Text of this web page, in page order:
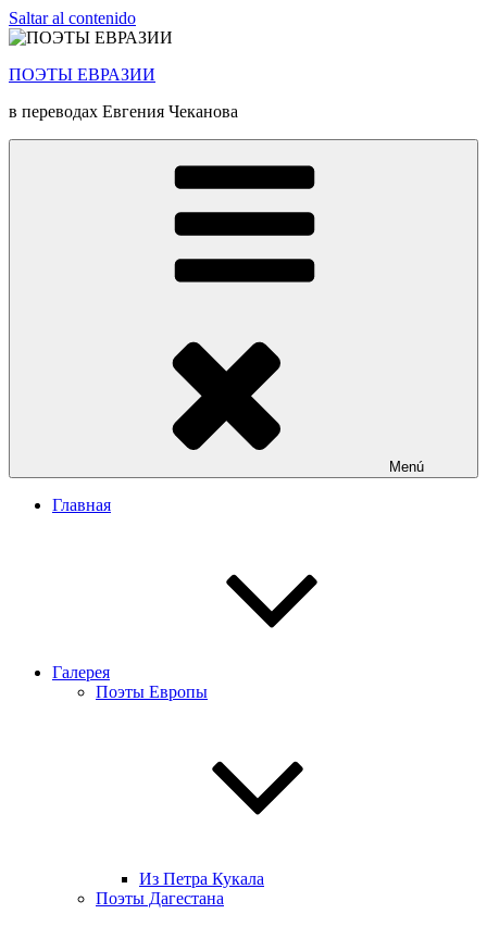
Saltar al contenido
ПОЭТЫ ЕВРАЗИИ
в переводах Евгения Чеканова
Menú
Главная
Галерея
Поэты Европы
Из Петра Кукала
Поэты Дагестана